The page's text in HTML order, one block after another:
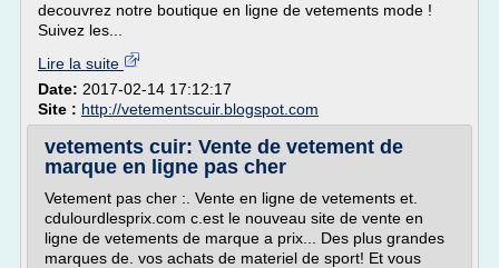
decouvrez notre boutique en ligne de vetements mode !
Suivez les...
Lire la suite
Date: 2017-02-14 17:12:17
Site : http://vetementscuir.blogspot.com
vetements cuir: Vente de vetement de
marque en ligne pas cher
Vetement pas cher :. Vente en ligne de vetements et.
cdulourdlesprix.com c.est le nouveau site de vente en
ligne de vetements de marque a prix... Des plus grandes
marques de. vos achats de materiel de sport! Et vous